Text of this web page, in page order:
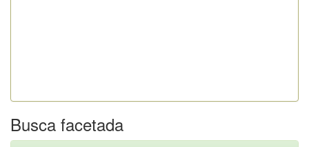
Busca facetada